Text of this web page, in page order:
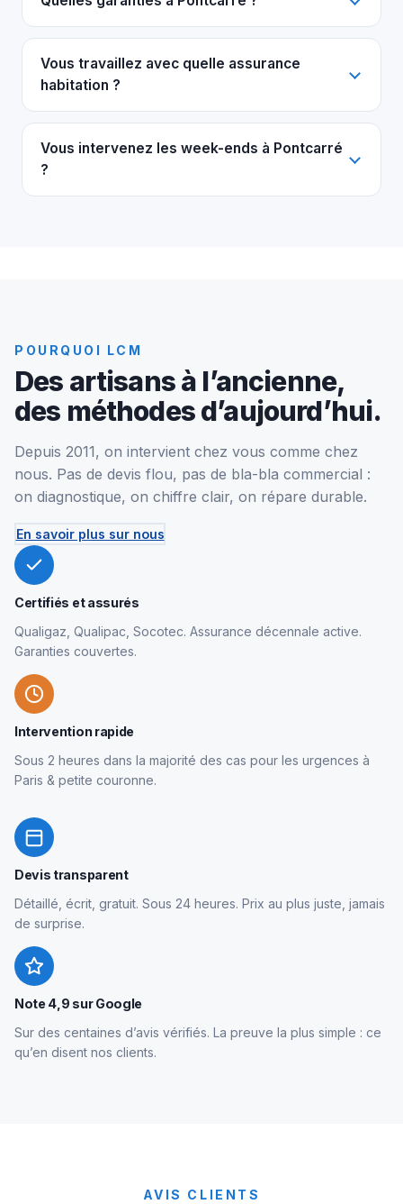
Vous travaillez avec quelle assurance
habitation ?
Vous intervenez les week-ends à Pontcarré
?
POURQUOI LCM
Des artisans à l’ancienne,
des méthodes d’aujourd’hui.
Depuis 2011, on intervient chez vous comme chez
nous. Pas de devis flou, pas de bla-bla commercial :
on diagnostique, on chiffre clair, on répare durable.
En savoir plus sur nous
Certifiés et assurés
Qualigaz, Qualipac, Socotec. Assurance décennale active.
Garanties couvertes.
Intervention rapide
Sous 2 heures dans la majorité des cas pour les urgences à
Paris & petite couronne.
Devis transparent
Détaillé, écrit, gratuit. Sous 24 heures. Prix au plus juste, jamais
de surprise.
Note 4,9 sur Google
Sur des centaines d’avis vérifiés. La preuve la plus simple : ce
qu’en disent nos clients.
AVIS CLIENTS